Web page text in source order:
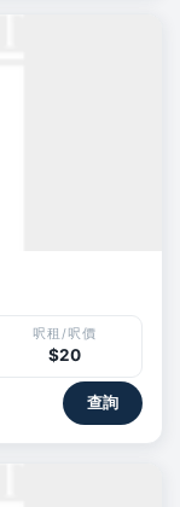
呎租/呎價
$20
查詢